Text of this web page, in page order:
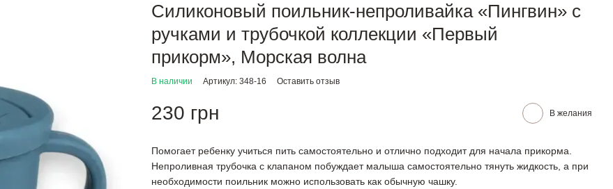
Силиконовый поильник-непроливайка «Пингвин» с
ручками и трубочкой коллекции «Первый
прикорм», Морская волна
В наличии Артикул: 348-16 Оставить отзыв
230 грн В желания
Помогает ребенку учиться пить самостоятельно и отлично подходит для начала прикорма.
Непроливная трубочка с клапаном побуждает малыша самостоятельно тянуть жидкость, а при
необходимости поильник можно использовать как обычную чашку.